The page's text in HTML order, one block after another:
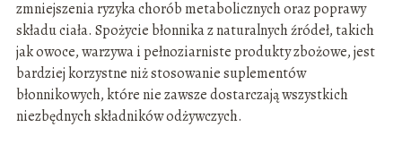
zmniejszenia ryzyka chorób metabolicznych oraz poprawy
składu ciała. Spożycie błonnika z naturalnych źródeł, takich
jak owoce, warzywa i pełnoziarniste produkty zbożowe, jest
bardziej korzystne niż stosowanie suplementów
błonnikowych, które nie zawsze dostarczają wszystkich
niezbędnych składników odżywczych.